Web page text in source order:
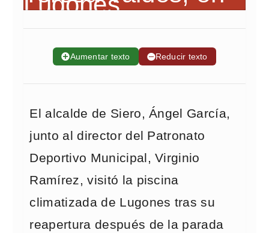
➕Aumentar texto ➖Reducir texto
El alcalde de Siero, Ángel García,
junto al director del Patronato
Deportivo Municipal, Virginio
Ramírez, visitó la piscina
climatizada de Lugones tras su
reapertura después de la parada